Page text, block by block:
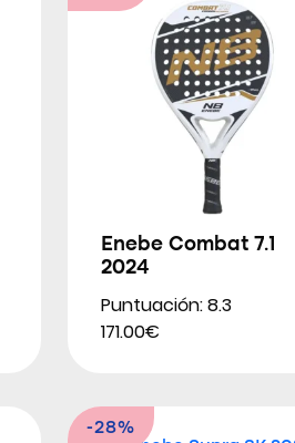
Enebe Combat 7.1
2024
Puntuación: 8.3
171.00€
-28%